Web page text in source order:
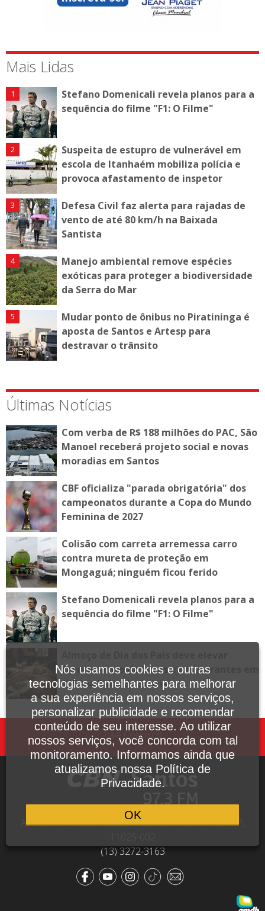
Mais Lidas
Stefano Domenicali revela planos para a
sequência do filme "F1: O Filme"
Suspeita de estupro de vulnerável em
escola de Itanhaém mobiliza polícia e
provoca afastamento de inspetor
Defesa Civil faz alerta para rajadas de
vento de até 80 km/h na Baixada
Santista
Manejo ambiental remove espécies
exóticas para proteger a biodiversidade
da Serra do Mar
Mudar ponto de ônibus no Piratininga é
aposta de Santos e Artesp para
destravar o trânsito
Últimas Notícias
Com verba de R$ 188 milhões do PAC, São
Manoel receberá projeto social e novas
moradias em Santos
CBF oficializa "parada obrigatória" dos
campeonatos durante a Copa do Mundo
Feminina de 2027
Colisão com carreta arremessa carro
contra mureta de proteção em
Mongaguá; ninguém ficou ferido
Stefano Domenicali revela planos para a
sequência do filme "F1: O Filme"
faturamento de bares e restaurantes em
10% na Baixada Santista
Fale Conosco
Avenida Dr. Pedro Lessa, 1640, sala 809, Santos - SP,
(13) 3272-3163
Nós usamos cookies e outras
tecnologias semelhantes para melhorar
a sua experiência em nossos serviços,
personalizar publicidade e recomendar
conteúdo de seu interesse. Ao utilizar
nossos serviços, você concorda com tal
monitoramento. Informamos ainda que
atualizamos nossa Política de
Privacidade.
OK